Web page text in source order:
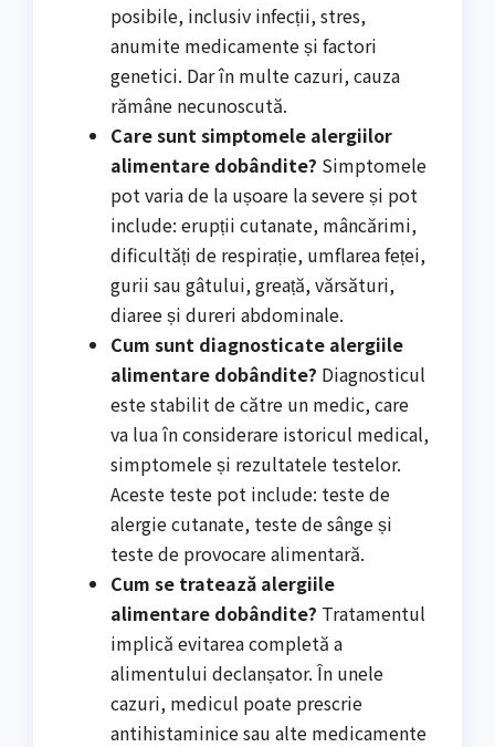
posibile, inclusiv infecții, stres,
anumite medicamente și factori
genetici. Dar în multe cazuri, cauza
rămâne necunoscută.
Care sunt simptomele alergiilor
alimentare dobândite? Simptomele
pot varia de la ușoare la severe și pot
include: erupții cutanate, mâncărimi,
dificultăți de respirație, umflarea feței,
gurii sau gâtului, greață, vărsături,
diaree și dureri abdominale.
Cum sunt diagnosticate alergiile
alimentare dobândite? Diagnosticul
este stabilit de către un medic, care
va lua în considerare istoricul medical,
simptomele și rezultatele testelor.
Aceste teste pot include: teste de
alergie cutanate, teste de sânge și
teste de provocare alimentară.
Cum se tratează alergiile
alimentare dobândite? Tratamentul
implică evitarea completă a
alimentului declanșator. În unele
cazuri, medicul poate prescrie
antihistaminice sau alte medicamente